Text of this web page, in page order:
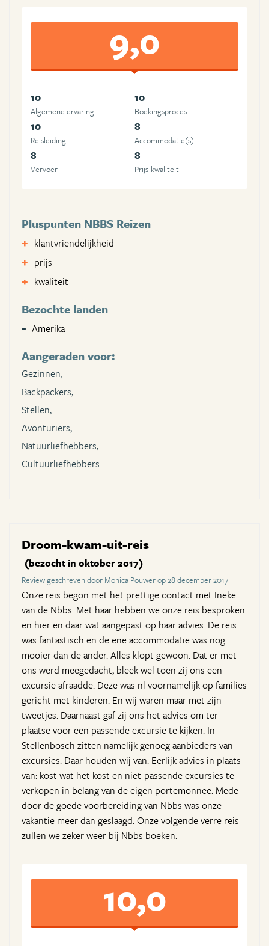
9,0
10
Algemene ervaring
10
Boekingsproces
10
Reisleiding
8
Accommodatie(s)
8
Vervoer
8
Prijs-kwaliteit
Pluspunten NBBS Reizen
klantvriendelijkheid
prijs
kwaliteit
Bezochte landen
Amerika
Aangeraden voor:
Gezinnen,
Backpackers,
Stellen,
Avonturiers,
Natuurliefhebbers,
Cultuurliefhebbers
Droom-kwam-uit-reis
(bezocht in oktober 2017)
Review geschreven door Monica Pouwer op 28 december 2017
Onze reis begon met het prettige contact met Ineke
van de Nbbs. Met haar hebben we onze reis besproken
en hier en daar wat aangepast op haar advies. De reis
was fantastisch en de ene accommodatie was nog
mooier dan de ander. Alles klopt gewoon. Dat er met
ons werd meegedacht, bleek wel toen zij ons een
excursie afraadde. Deze was nl voornamelijk op families
gericht met kinderen. En wij waren maar met zijn
tweetjes. Daarnaast gaf zij ons het advies om ter
plaatse voor een passende excursie te kijken. In
Stellenbosch zitten namelijk genoeg aanbieders van
excursies. Daar houden wij van. Eerlijk advies in plaats
van: kost wat het kost en niet-passende excursies te
verkopen in belang van de eigen portemonnee. Mede
door de goede voorbereiding van Nbbs was onze
vakantie meer dan geslaagd. Onze volgende verre reis
zullen we zeker weer bij Nbbs boeken.
10,0